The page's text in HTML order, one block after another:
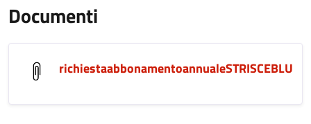
Documenti
richiestaabbonamentoannualeSTRISCEBLU